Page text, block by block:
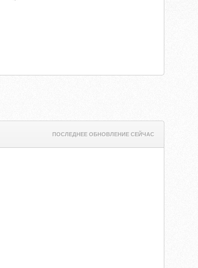
ПОСЛЕДНЕЕ ОБНОВЛЕНИЕ СЕЙЧАС